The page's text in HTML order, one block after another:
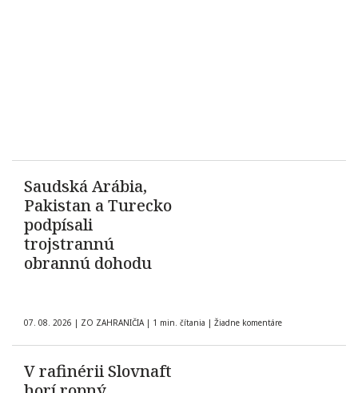
Saudská Arábia,
Pakistan a Turecko
podpísali
trojstrannú
obrannú dohodu
07. 08. 2026 | ZO ZAHRANIČIA | 1 min. čítania | Žiadne komentáre
V rafinérii Slovnaft